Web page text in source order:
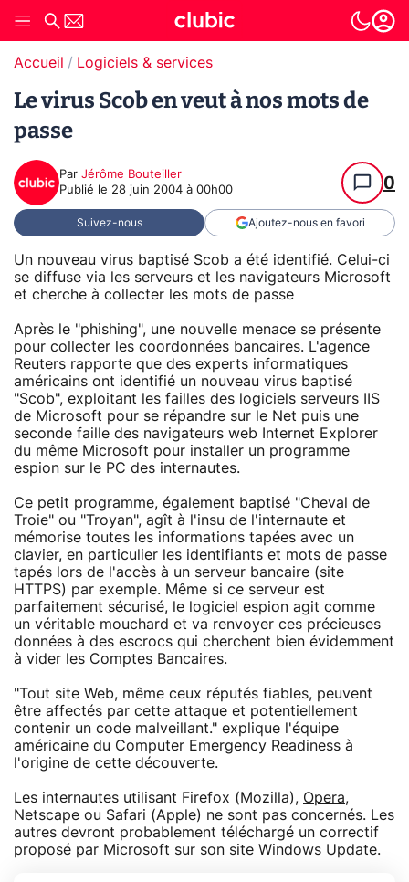
Accueil Logiciels & services
Le virus Scob en veut à nos mots de
passe
Par Jérôme Bouteiller
Publié le 28 juin 2004 à 00h00 0
Suivez-nous Ajoutez-nous en favori
Un nouveau virus baptisé Scob a été identifié. Celui-ci
se diffuse via les serveurs et les navigateurs Microsoft
et cherche à collecter les mots de passe
Après le "phishing", une nouvelle menace se présente
pour collecter les coordonnées bancaires. L'agence
Reuters rapporte que des experts informatiques
américains ont identifié un nouveau virus baptisé
"Scob", exploitant les failles des logiciels serveurs IIS
de Microsoft pour se répandre sur le Net puis une
seconde faille des navigateurs web Internet Explorer
du même Microsoft pour installer un programme
espion sur le PC des internautes.
Ce petit programme, également baptisé "Cheval de
Troie" ou "Troyan", agît à l'insu de l'internaute et
mémorise toutes les informations tapées avec un
clavier, en particulier les identifiants et mots de passe
tapés lors de l'accès à un serveur bancaire (site
HTTPS) par exemple. Même si ce serveur est
parfaitement sécurisé, le logiciel espion agit comme
un véritable mouchard et va renvoyer ces précieuses
données à des escrocs qui cherchent bien évidemment
à vider les Comptes Bancaires.
"Tout site Web, même ceux réputés fiables, peuvent
être affectés par cette attaque et potentiellement
contenir un code malveillant." explique l'équipe
américaine du Computer Emergency Readiness à
l'origine de cette découverte.
Les internautes utilisant Firefox (Mozilla), Opera,
Netscape ou Safari (Apple) ne sont pas concernés. Les
autres devront probablement téléchargé un correctif
proposé par Microsoft sur son site Windows Update.